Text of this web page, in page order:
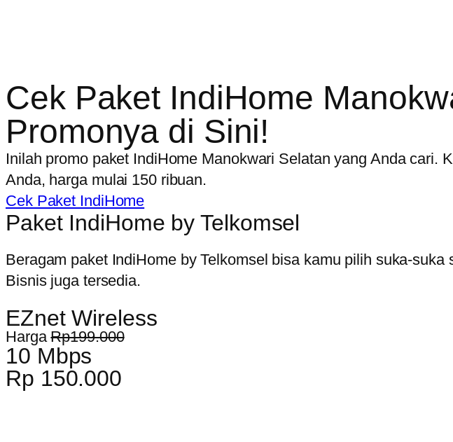
Cek Paket IndiHome
Promonya di Sini!
Inilah promo paket IndiHome Manokwari Selatan yang Anda cari.
Anda, harga mulai 150 ribuan.
Cek Paket IndiHome
Paket IndiHome by Telkomsel
Beragam paket IndiHome by Telkomsel bisa kamu pilih suka-
Bisnis juga tersedia.
EZnet Wireless
HargaRp199.000
10 Mbps
Rp 150.000